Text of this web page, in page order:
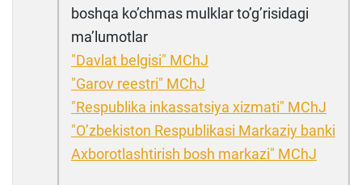
boshqa koʼchmas mulklar toʼgʼrisidagi
maʼlumotlar
"Davlat belgisi" MChJ
"Garov reestri" MChJ
"Respublika inkassatsiya xizmati" MChJ
"Oʼzbekiston Respublikasi Markaziy banki
Аxborotlashtirish bosh markazi" MChJ